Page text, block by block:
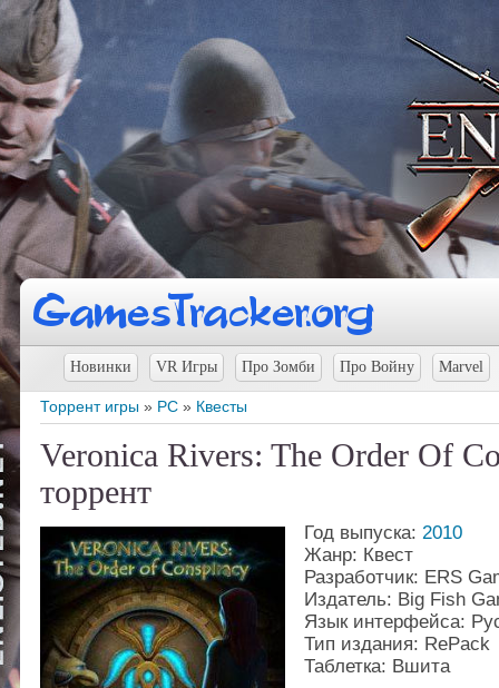
Новинки VR Игры Про Зомби Про Войну Marvel
Торрент игры » PC » Квесты
Veronica Rivers: The Order Of
торрент
Год выпуска: 2010
Жанр: Квест
Разработчик: ERS
Издатель: Big Fish
Язык интерфейса:
Тип издания: RePack
Таблетка: Вшита